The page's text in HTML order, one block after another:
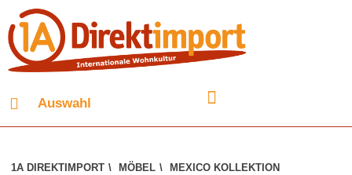
Auswahl
1A DIREKTIMPORT \ MÖBEL \ MEXICO KOLLEKTION